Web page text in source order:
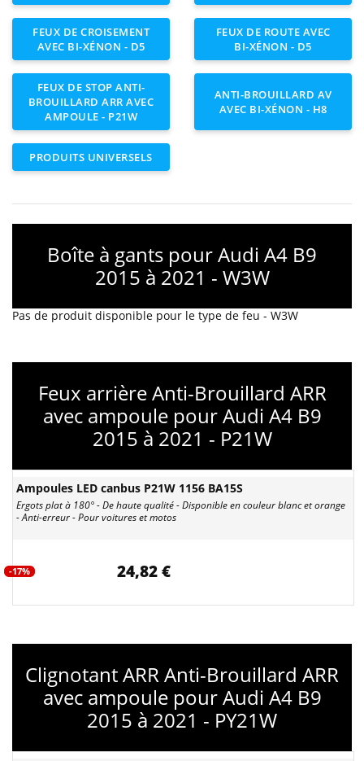
FEUX DE CROISEMENT
AVEC BI-XÉNON - D5
FEUX DE ROUTE AVEC
BI-XÉNON - D5
FEUX DE STOP ANTI-
BROUILLARD ARR AVEC
AMPOULE - P21W
ANTI-BROUILLARD AV
AVEC BI-XÉNON - H8
PRODUITS UNIVERSELS
Boîte à gants pour Audi A4 B9
2015 à 2021 - W3W
Pas de produit disponible pour le type de feu - W3W
Feux arrière Anti-Brouillard ARR
avec ampoule pour Audi A4 B9
2015 à 2021 - P21W
Ampoules LED canbus P21W 1156 BA15S
Ergots plat à 180° - De haute qualité - Disponible en couleur blanc et orange
- Anti-erreur - Pour voitures et motos
-17% 24,82 €
Clignotant ARR Anti-Brouillard ARR
avec ampoule pour Audi A4 B9
2015 à 2021 - PY21W